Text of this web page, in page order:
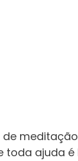
toda ajuda